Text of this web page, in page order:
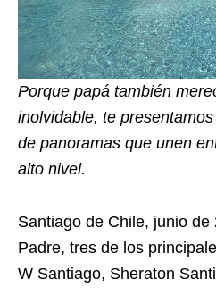
Porque papá también
inolvidable, te
de panoramas que unen
alto nivel.
Santiago de Chile, junio
Padre, tres de los
W Santiago, Sheraton